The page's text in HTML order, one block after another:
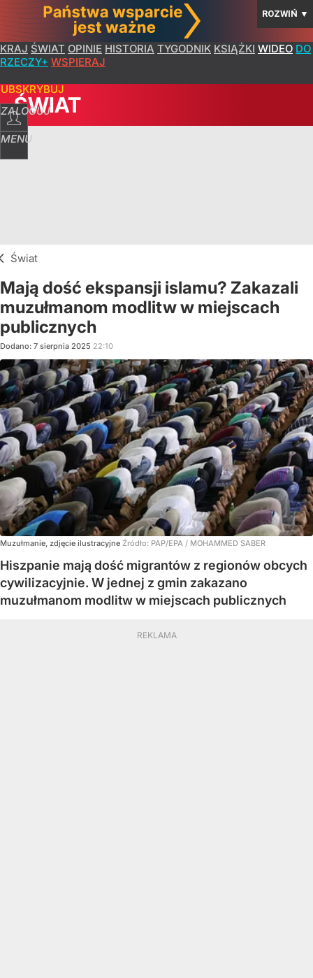
ROZWIŃ ▼
KRAJ ŚWIAT OPINIE HISTORIA TYGODNIK KSIĄŻKI WIDEO DO
RZECZY+ WSPIERAJ
ZALOGUJ
MENU
ŚWIAT
Świat
Mają dość ekspansji islamu? Zakazali
muzułmanom modlitw w miejscach
publicznych
Dodano: 7 sierpnia 2025 22:10
Muzułmanie, zdjęcie ilustracyjne Źródło: PAP/EPA / MOHAMMED SABER
Hiszpanie mają dość migrantów z regionów obcych
cywilizacyjnie. W jednej z gmin zakazano
muzułmanom modlitw w miejscach publicznych